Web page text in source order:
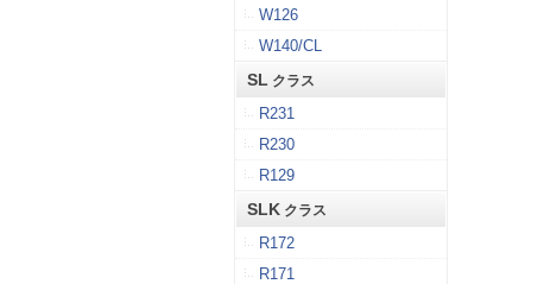
W126
W140/CL
SL クラス
R231
R230
R129
SLK クラス
R172
R171